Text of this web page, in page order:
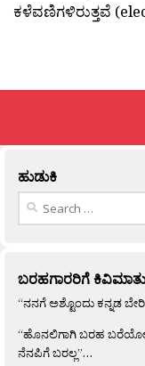
ಕಳೆವಣಿಗಳಿರುತ್ತವೆ
ಹುಡುಕಿ
Search
ಬರಹಗಾರರಿಗೆ ಕಿವಿಮಾತು
“ನನಗೆ ಅಶ್ಟೊಂದು ಕನ್ನಡ
“ಹೊನಲಿಗಾಗಿ ಬರಹ
ನೆನಪಿಗೆ ಬರಲ್ಲ”…